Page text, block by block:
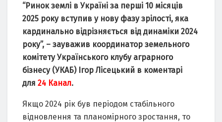
“Ринок землі в Україні за перші 10 місяців
2025 року вступив у нову фазу зрілості, яка
кардинально відрізняється від динаміки 2024
року”, – зауважив координатор земельного
комітету Українського клубу аграрного
бізнесу (УКАБ) Ігор Лісецький в коментарі
для 24 Канал.
Якщо 2024 рік був періодом стабільного
відновлення та планомірного зростання, то